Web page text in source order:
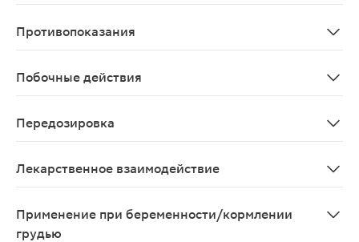
Противопоказания
Побочные действия
Передозировка
Лекарственное взаимодействие
Применение при беременности/кормлении
грудью